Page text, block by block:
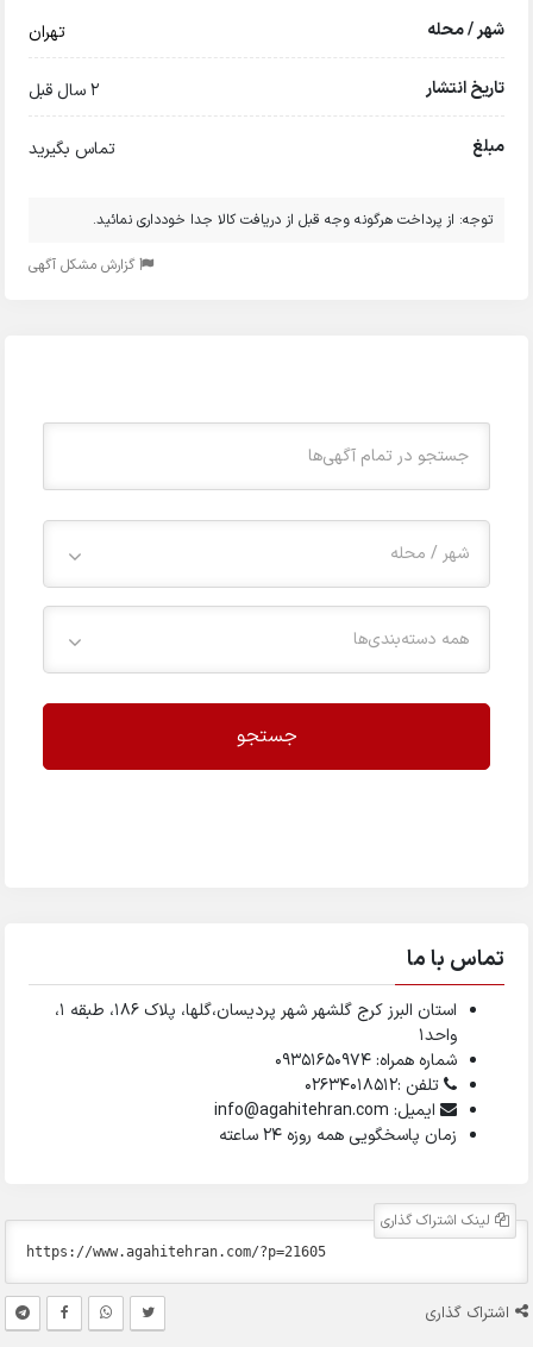
شهر / محله تهران
تاریخ انتشار 2 سال قبل
مبلغ تماس بگیرید
توجه: از پرداخت هرگونه وجه قبل از دریافت کالا جدا خودداری نمائید.
گزارش مشکل آگهی
شهر / محله
همه دسته‌بندی‌ها
جستجو
تماس با ما
استان البرز کرج گلشهر شهر پردیسان،گلها، پلاک ۱۸۶، طبقه ۱،
واحد1
شماره همراه: 09351650974
تلفن :02634018512
ایمیل: info@agahitehran.com
زمان پاسخگویی همه روزه 24 ساعته
لینک اشتراک گذاری
اشتراک گذاری